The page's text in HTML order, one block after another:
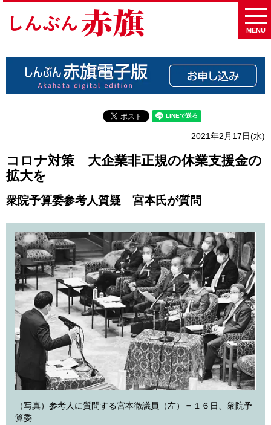
MENU
2021年2月17日(水)
コロナ対策 大企業非正規の休業支援金の
拡大を
衆院予算委参考人質疑 宮本氏が質問
（写真）参考人に質問する宮本徹議員（左）＝１６日、衆院予
算委